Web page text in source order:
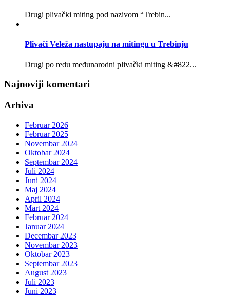
Drugi plivački miting pod nazivom “Trebin...
Plivači Veleža nastupaju na mitingu u Trebinju
Drugi po redu međunarodni plivački miting &#822...
Najnoviji komentari
Arhiva
Februar 2026
Februar 2025
Novembar 2024
Oktobar 2024
Septembar 2024
Juli 2024
Juni 2024
Maj 2024
April 2024
Mart 2024
Februar 2024
Januar 2024
Decembar 2023
Novembar 2023
Oktobar 2023
Septembar 2023
August 2023
Juli 2023
Juni 2023